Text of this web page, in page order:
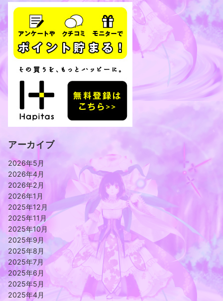
アーカイブ
2026年5月
2026年4月
2026年2月
2026年1月
2025年12月
2025年11月
2025年10月
2025年9月
2025年8月
2025年7月
2025年6月
2025年5月
2025年4月